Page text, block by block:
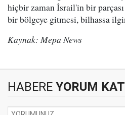
hiçbir zaman İsrail'in bir
bir bölgeye gitmesi, bilhassa
Kaynak: Mepa News
HABERE YORUM KAT